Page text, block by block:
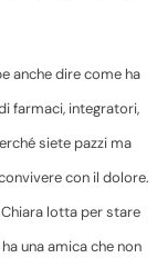
anche dire come ha
farmaci, integratori,
siete pazzi ma
con il dolore.
lotta per stare
una amica che non